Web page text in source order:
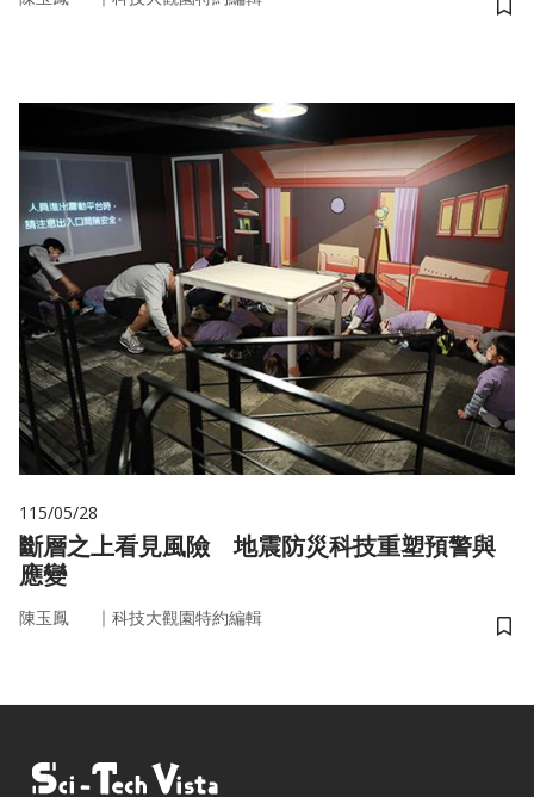
儲
115/05/28
斷層之上看見風險 地震防災科技重塑預警與
應變
陳玉鳳 ｜ 科技大觀園特約編輯
儲